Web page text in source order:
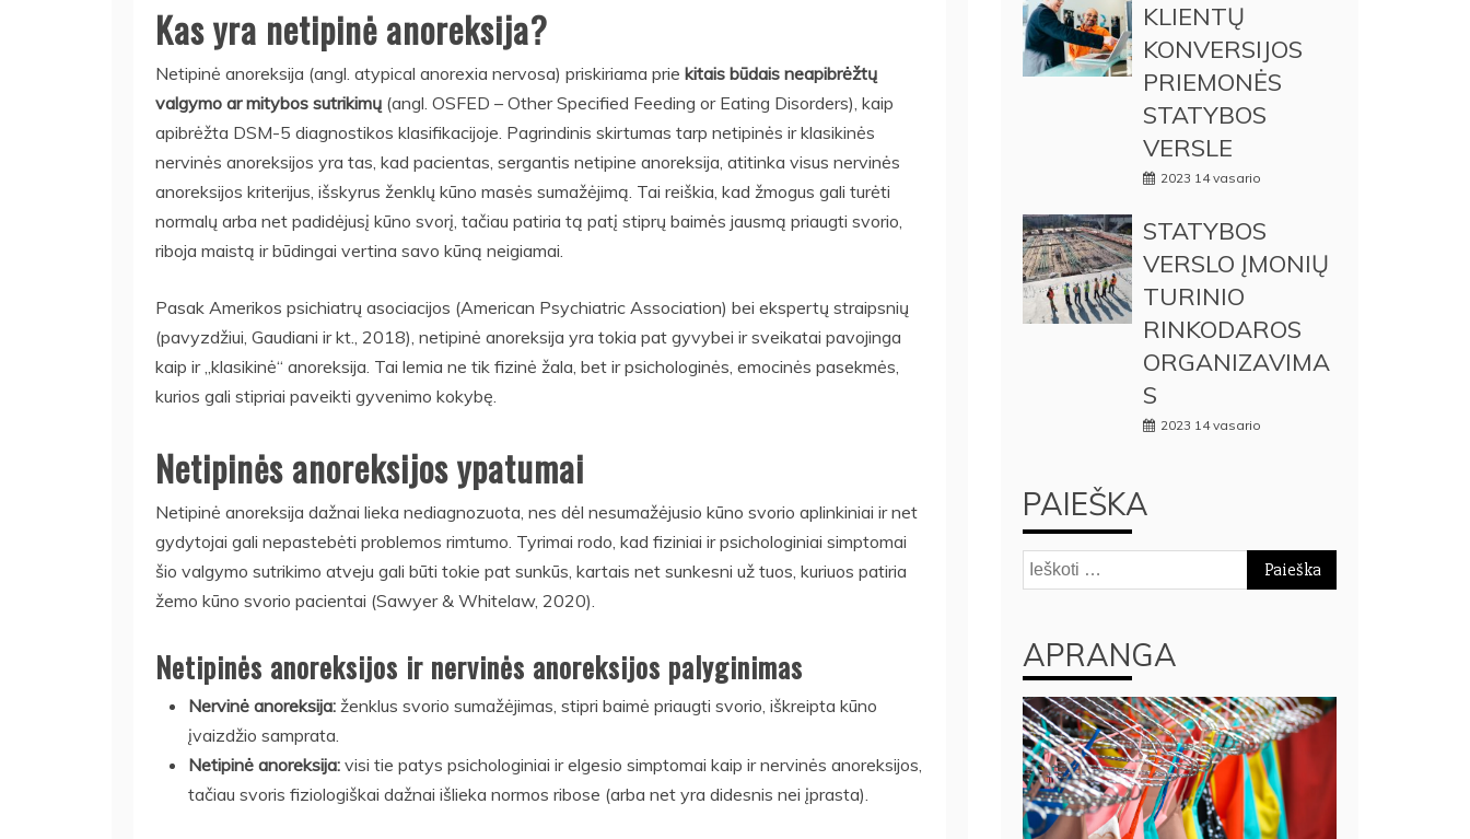
Kas yra netipinė anoreksija?
Netipinė anoreksija (angl. atypical anorexia nervosa) priskiriama prie kitais būdais neapibrėžtų
valgymo ar mitybos sutrikimų (angl. OSFED – Other Specified Feeding or Eating Disorders), kaip
apibrėžta DSM-5 diagnostikos klasifikacijoje. Pagrindinis skirtumas tarp netipinės ir klasikinės
nervinės anoreksijos yra tas, kad pacientas, sergantis netipine anoreksija, atitinka visus nervinės
anoreksijos kriterijus, išskyrus ženklų kūno masės sumažėjimą. Tai reiškia, kad žmogus gali turėti
normalų arba net padidėjusį kūno svorį, tačiau patiria tą patį stiprų baimės jausmą priaugti svorio,
riboja maistą ir būdingai vertina savo kūną neigiamai.
Pasak Amerikos psichiatrų asociacijos (American Psychiatric Association) bei ekspertų straipsnių
(pavyzdžiui, Gaudiani ir kt., 2018), netipinė anoreksija yra tokia pat gyvybei ir sveikatai pavojinga
kaip ir „klasikinė“ anoreksija. Tai lemia ne tik fizinė žala, bet ir psichologinės, emocinės pasekmės,
kurios gali stipriai paveikti gyvenimo kokybę.
Netipinės anoreksijos ypatumai
Netipinė anoreksija dažnai lieka nediagnozuota, nes dėl nesumažėjusio kūno svorio aplinkiniai ir net
gydytojai gali nepastebėti problemos rimtumo. Tyrimai rodo, kad fiziniai ir psichologiniai simptomai
šio valgymo sutrikimo atveju gali būti tokie pat sunkūs, kartais net sunkesni už tuos, kuriuos patiria
žemo kūno svorio pacientai (Sawyer & Whitelaw, 2020).
Netipinės anoreksijos ir nervinės anoreksijos palyginimas
Nervinė anoreksija: ženklus svorio sumažėjimas, stipri baimė priaugti svorio, iškreipta kūno
įvaizdžio samprata.
Netipinė anoreksija: visi tie patys psichologiniai ir elgesio simptomai kaip ir nervinės anoreksijos,
tačiau svoris fiziologiškai dažnai išlieka normos ribose (arba net yra didesnis nei įprasta).
KLIENTŲ
KONVERSIJOS
PRIEMONĖS
STATYBOS
VERSLE
2023 14 vasario
STATYBOS
VERSLO ĮMONIŲ
TURINIO
RINKODAROS
ORGANIZAVIMA
S
2023 14 vasario
PAIEŠKA
Ieškoti:
APRANGA